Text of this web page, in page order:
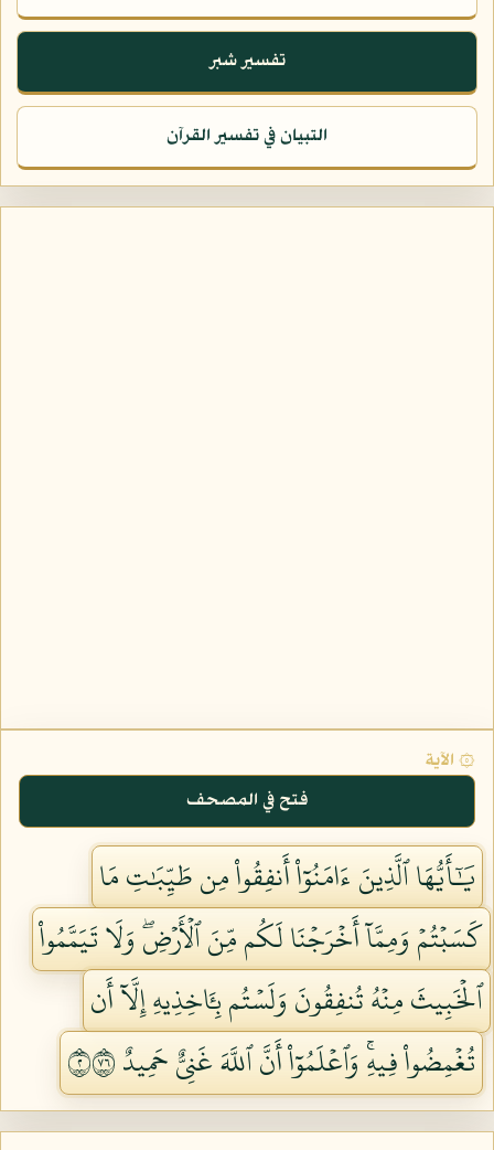
تفسير شبر
التبيان في تفسير القرآن
۞ الآية
فتح في المصحف
يَٰٓأَيُّهَا ٱلَّذِينَ ءَامَنُوٓاْ أَنفِقُواْ مِن طَيِّبَٰتِ مَا
كَسَبۡتُمۡ وَمِمَّآ أَخۡرَجۡنَا لَكُم مِّنَ ٱلۡأَرۡضِۖ وَلَا تَيَمَّمُواْ
ٱلۡخَبِيثَ مِنۡهُ تُنفِقُونَ وَلَسۡتُم بِـَٔاخِذِيهِ إِلَّآ أَن
تُغۡمِضُواْ فِيهِۚ وَٱعۡلَمُوٓاْ أَنَّ ٱللَّهَ غَنِيٌّ حَمِيدٌ ٢٦٧